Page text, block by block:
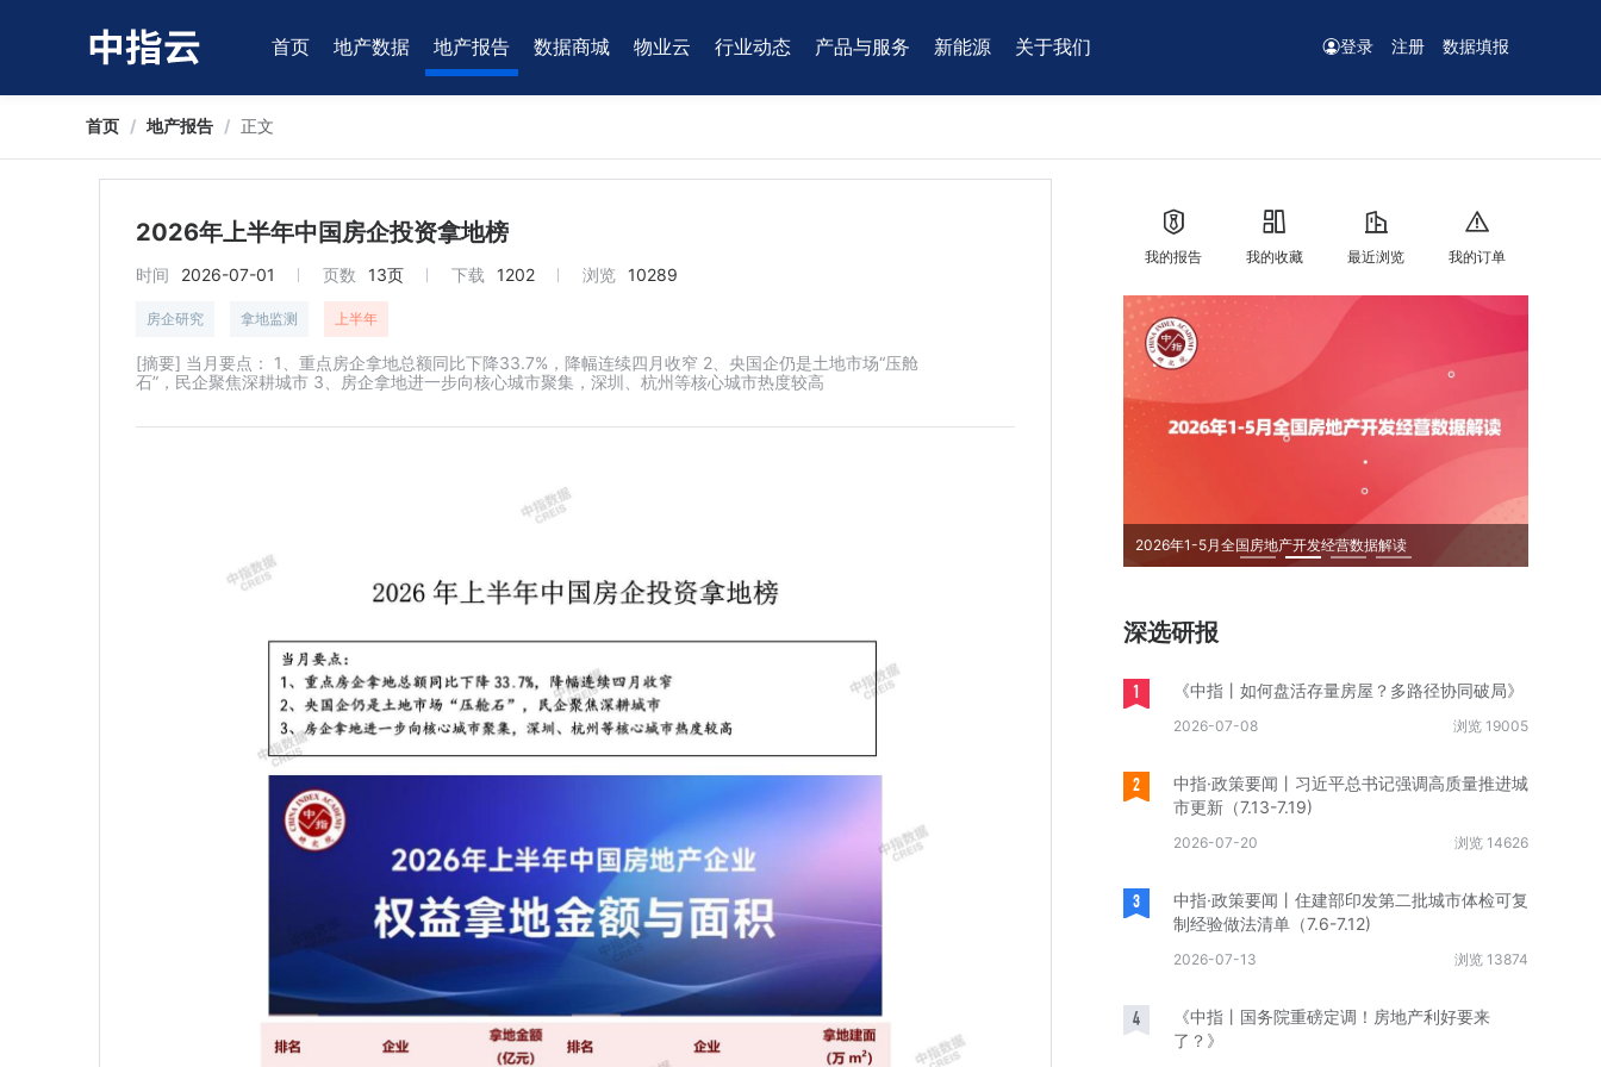
首页 地产数据 地产报告 数据商城 物业云 行业动态 产品与服务 新能源 关于我们 登录 注册 数据填报
首页 / 地产报告 / 正文
2026年上半年中国房企投资拿地榜
时间 2026-07-01 页数 13页 下载 1202 浏览 10289
房企研究 拿地监测 上半年
[摘要] 当月要点： 1、重点房企拿地总额同比下降33.7%，降幅连续四月收窄 2、央国企仍是土地市场“压舱
石”，民企聚焦深耕城市 3、房企拿地进一步向核心城市聚集，深圳、杭州等核心城市热度较高
我的报告 我的收藏 最近浏览 我的订单
2026年1-5月全国房地产开发经营数据解读
深选研报
1 《中指丨如何盘活存量房屋？多路径协同破局》
2026-07-08 浏览 19005
2
中指·政策要闻丨习近平总书记强调高质量推进城
市更新（7.13-7.19)
2026-07-20 浏览 14626
3
中指·政策要闻丨住建部印发第二批城市体检可复
制经验做法清单（7.6-7.12)
2026-07-13 浏览 13874
4
《中指丨国务院重磅定调！房地产利好要来
了？》